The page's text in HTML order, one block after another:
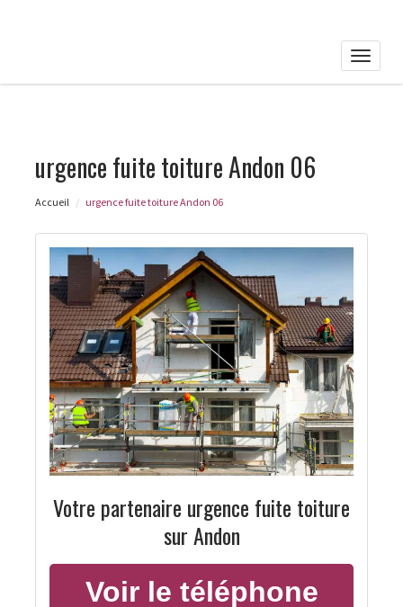
Toggle
urgence fuite toiture Andon 06
Accueil urgence fuite toiture Andon 06
Votre partenaire urgence fuite toiture
sur Andon